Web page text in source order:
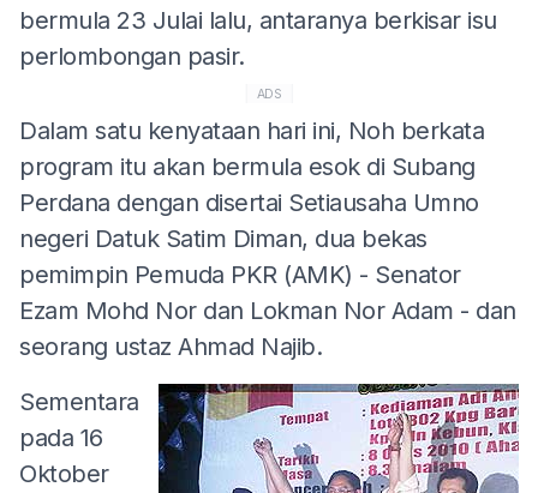
bermula 23 Julai lalu, antaranya berkisar isu
perlombongan pasir.
ADS
Dalam satu kenyataan hari ini, Noh berkata
program itu akan bermula esok di Subang
Perdana dengan disertai Setiausaha Umno
negeri Datuk Satim Diman, dua bekas
pemimpin Pemuda PKR (AMK) - Senator
Ezam Mohd Nor dan Lokman Nor Adam - dan
seorang ustaz Ahmad Najib.
Sementara
pada 16
Oktober